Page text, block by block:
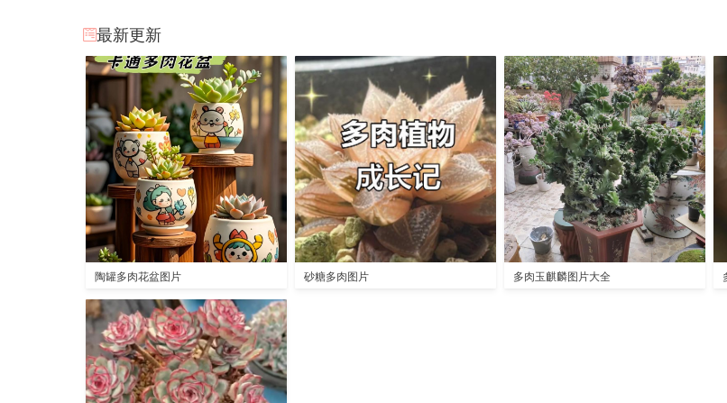
最新更新
陶罐多肉花盆图片 砂糖多肉图片 多肉玉麒麟图片大全